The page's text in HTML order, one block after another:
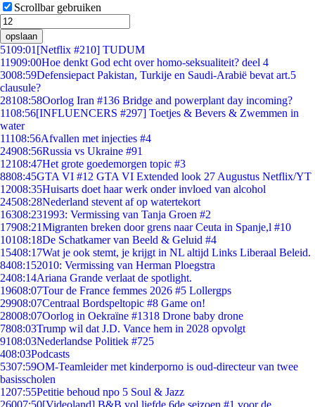
Scrollbar gebruiken
opslaan
5109:01 [Netflix #210] TUDUM
11909:00Hoe denkt God echt over homo-seksualiteit? deel 4
3008:59Defensiepact Pakistan, Turkije en Saudi-Arabië bevat art.5
clausule?
28108:58Oorlog Iran #136 Bridge and powerplant day incoming?
1108:56[INFLUENCERS #297] Toetjes & Bevers & Zwemmen in
water
11108:56Afvallen met injecties #4
24908:56Russia vs Ukraine #91
12108:47Het grote goedemorgen topic #3
8808:45GTA VI #12 GTA VI Extended look 27 Augustus Netflix/YT
12008:35Huisarts doet haar werk onder invloed van alcohol
24508:28Nederland stevent af op watertekort
16308:231993: Vermissing van Tanja Groen #2
17908:21Migranten breken door grens naar Ceuta in Spanje,l #10
10108:18De Schatkamer van Beeld & Geluid #4
15408:17Wat je ook stemt, je krijgt in NL altijd Links Liberaal Beleid.
8408:152010: Vermissing van Herman Ploegstra
2408:14Ariana Grande verlaat de spotlight.
19608:07Tour de France femmes 2026 #5 Lollergps
29908:07Centraal Bordspeltopic #8 Game on!
28008:07Oorlog in Oekraïne #1318 Drone baby drone
7808:03Trump wil dat J.D. Vance hem in 2028 opvolgt
9108:03Nederlandse Politiek #725
408:03Podcasts
5307:59OM-Teamleider met kinderporno is oud-directeur van twee
basisscholen
1207:55Petitie behoud npo 5 Soul & Jazz
26007:50[Videoland] B&B vol liefde 6de seizoen #1 voor de